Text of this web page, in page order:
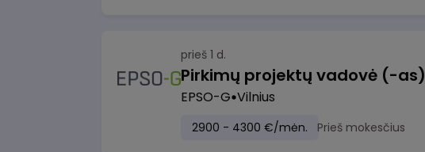
prieš 1 d.
Pirkimų projektų vadovė (-as)
EPSO-G Vilnius
2900 - 4300 €/mėn. Prieš mokesčius